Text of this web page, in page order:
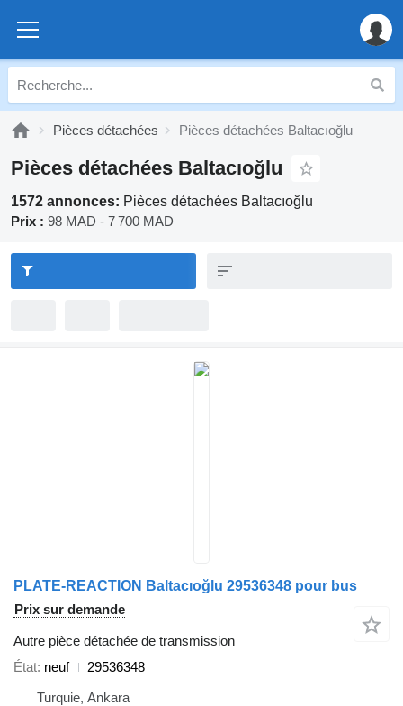
Pièces détachées Pièces détachées Baltacıoğlu
Pièces détachées Baltacıoğlu
1572 annonces: Pièces détachées Baltacıoğlu
Prix : 98 MAD - 7 700 MAD
PLATE-REACTION Baltacıoğlu 29536348 pour bus
Prix sur demande
Autre pièce détachée de transmission
État neuf
29536348
Turquie, Ankara